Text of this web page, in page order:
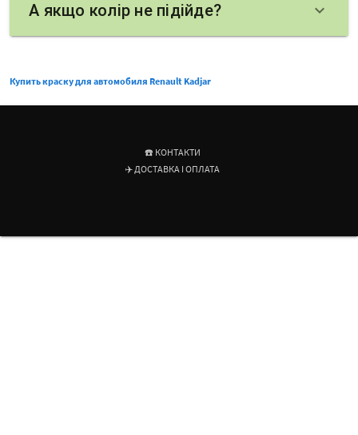
А якщо колір не підійде? keyboard_arrow_down
Купить краску для автомобиля Renault Kadjar
☎️ КОНТАКТИ
✈️ ДОСТАВКА І ОПЛАТА